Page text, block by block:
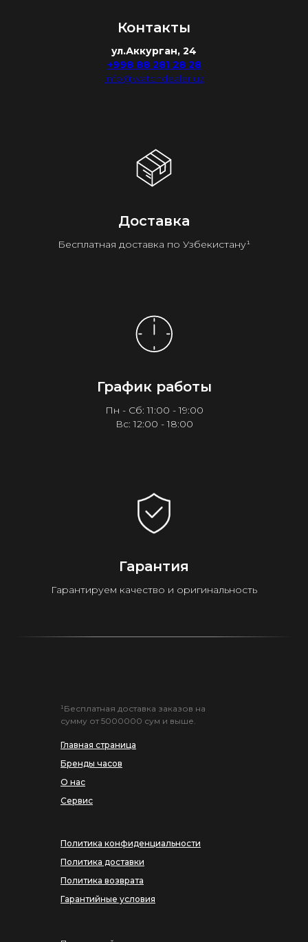
Контакты
ул.Аккурган, 24
+998 88 281 28 28
info@watchdealer.uz
Доставка
Бесплатная доставка по Узбекистану¹
График работы
Пн - Сб: 11:00 - 19:00
Вс: 12:00 - 18:00
Гарантия
Гарантируем качество и оригинальность
Главная страница
Бренды часов
О нас
Сервис
¹Бесплатная доставка заказов на
сумму от 5000000 сум и выше.
Политика конфиденциальности
Политика доставки
Политика возврата
Гарантийные условия